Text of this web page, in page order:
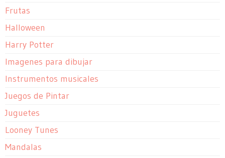
Frutas
Halloween
Harry Potter
Imagenes para dibujar
Instrumentos musicales
Juegos de Pintar
Juguetes
Looney Tunes
Mandalas